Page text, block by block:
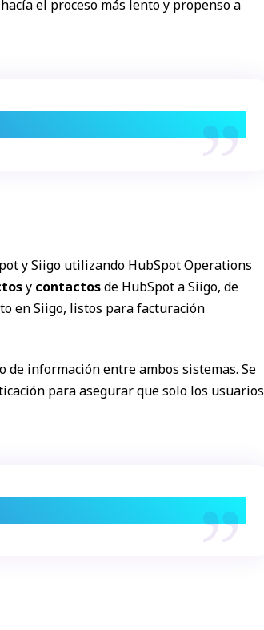
el proceso más lento y propenso a
y Siigo utilizando HubSpot Operations
y contactosde HubSpot a Siigo, de
en Siigo, listos para facturación
de información entre ambos sistemas. Se
para asegurar que solo los usuarios